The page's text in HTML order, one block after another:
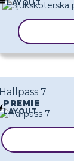
LAYOUT
Hallpass 7
PREMIE
LAYOUT